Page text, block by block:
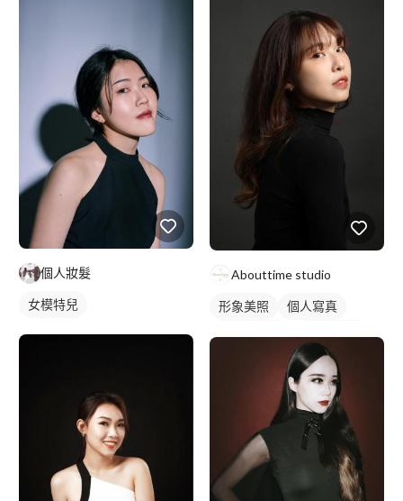
個人妝髮
女模特兒
Abouttime studio
形象美照
個人寫真